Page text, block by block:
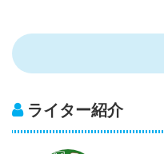
ライター紹介